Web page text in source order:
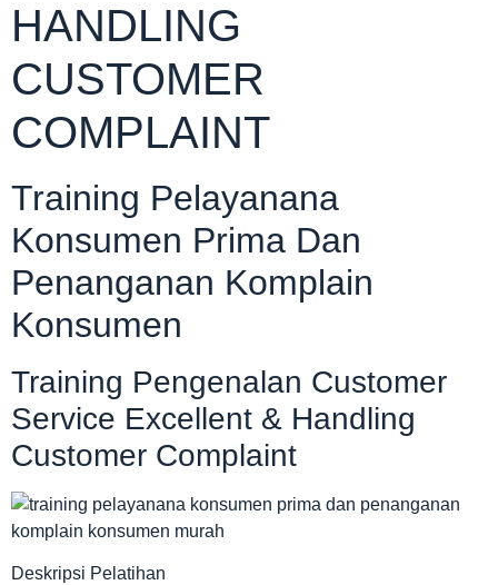
HANDLING
CUSTOMER
COMPLAINT
Training Pelayanana
Konsumen Prima Dan
Penanganan Komplain
Konsumen
Training Pengenalan Customer
Service Excellent & Handling
Customer Complaint
Deskripsi Pelatihan